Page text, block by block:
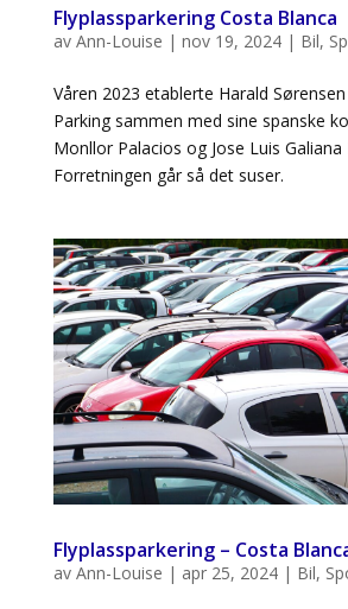
Flyplassparkering Costa Blanca
av Ann-Louise | nov 19, 2024| Bil,
Våren 2023 etablerte Harald
Parking sammen med sine spanske
Monllor Palacios og Jose Luis Galiana
Forretningen går så det suser.
Flyplassparkering – Costa
av Ann-Louise | apr 25, 2024| Bil,